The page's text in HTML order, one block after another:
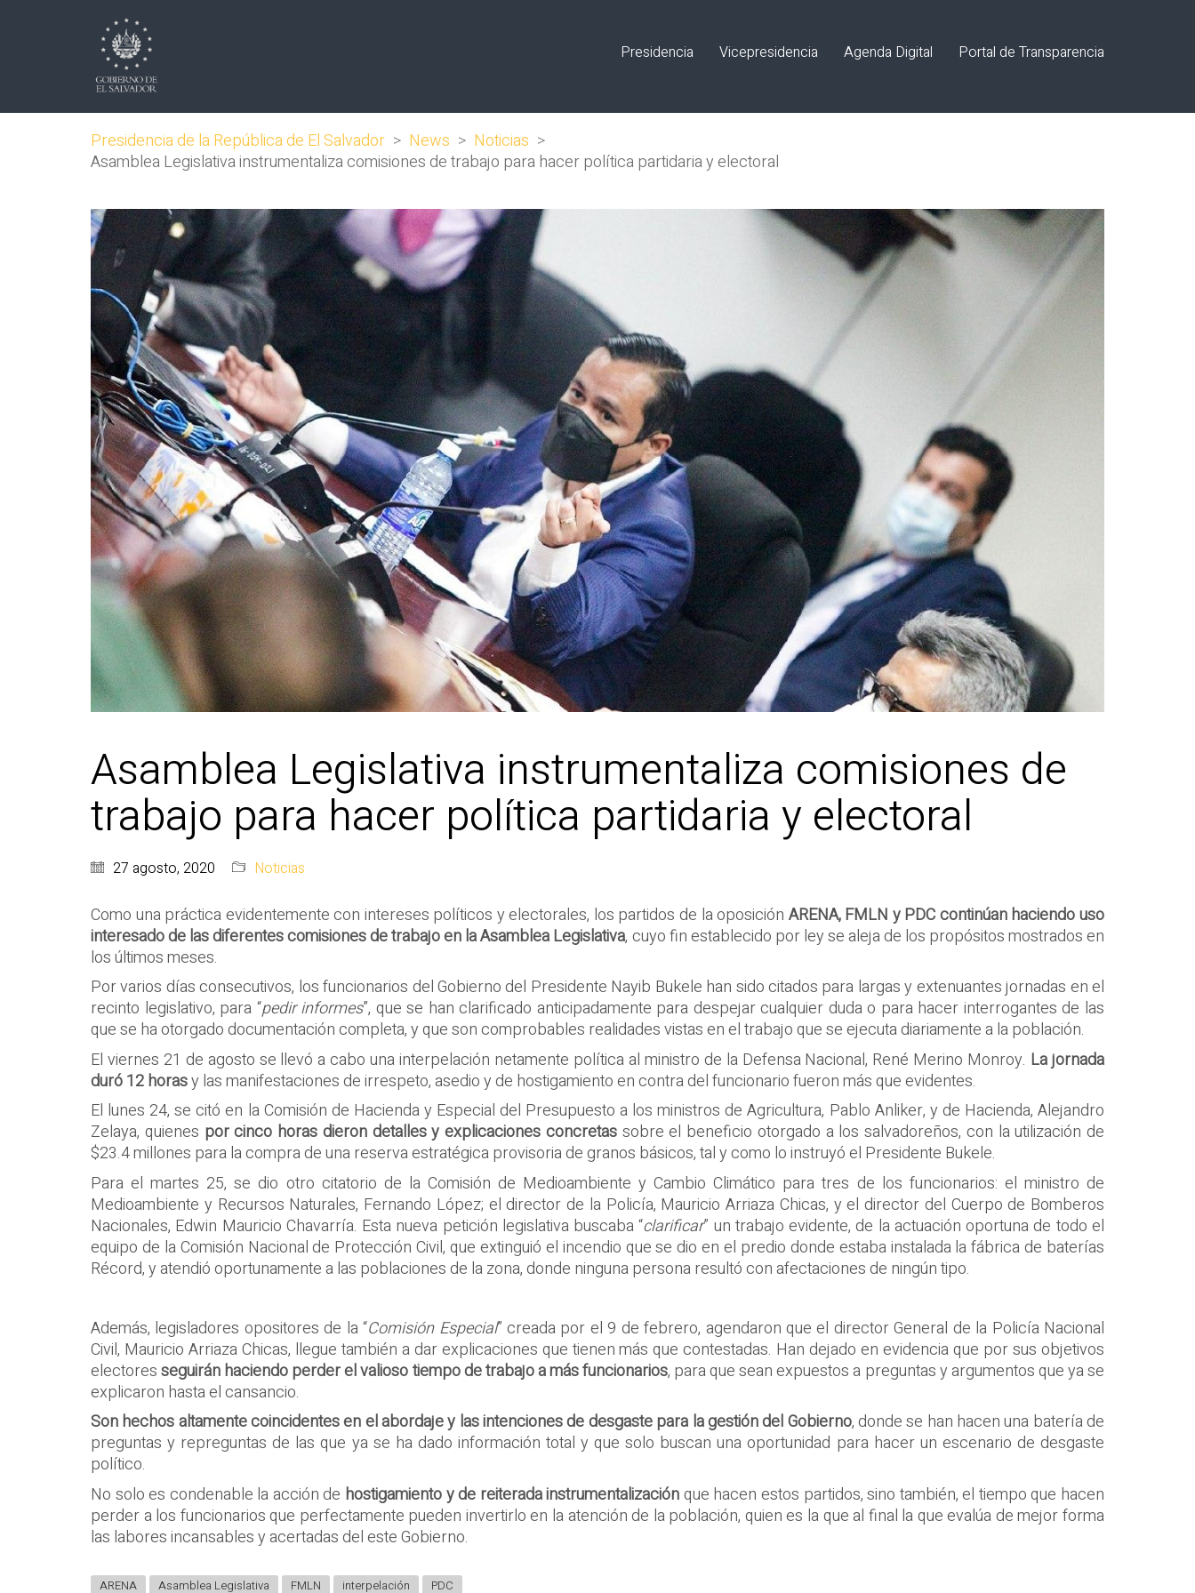
Presidencia Vicepresidencia Agenda Digital Portal de Transparencia
Presidencia de la República de El Salvador > News > Noticias >
Asamblea Legislativa instrumentaliza comisiones de trabajo para hacer política partidaria y electoral
Asamblea Legislativa instrumentaliza comisiones de
trabajo para hacer política partidaria y electoral
27 agosto, 2020 Noticias
Como una práctica evidentemente con intereses políticos y electorales, los partidos de la oposición ARENA, FMLN y PDC continúan haciendo uso
interesado de las diferentes comisiones de trabajo en la Asamblea Legislativa, cuyo fin establecido por ley se aleja de los propósitos mostrados en
los últimos meses.
Por varios días consecutivos, los funcionarios del Gobierno del Presidente Nayib Bukele han sido citados para largas y extenuantes jornadas en el
recinto legislativo, para “pedir informes”, que se han clarificado anticipadamente para despejar cualquier duda o para hacer interrogantes de las
que se ha otorgado documentación completa, y que son comprobables realidades vistas en el trabajo que se ejecuta diariamente a la población.
El viernes 21 de agosto se llevó a cabo una interpelación netamente política al ministro de la Defensa Nacional, René Merino Monroy. La jornada
duró 12 horasy las manifestaciones de irrespeto, asedio y de hostigamiento en contra del funcionario fueron más que evidentes.
El lunes 24, se citó en la Comisión de Hacienda y Especial del Presupuesto a los ministros de Agricultura, Pablo Anliker, y de Hacienda, Alejandro
Zelaya, quienes por cinco horas dieron detalles y explicaciones concretassobre el beneficio otorgado a los salvadoreños, con la utilización de
$23.4 millones para la compra de una reserva estratégica provisoria de granos básicos, tal y como lo instruyó el Presidente Bukele.
Para el martes 25, se dio otro citatorio de la Comisión de Medioambiente y Cambio Climático para tres de los funcionarios: el ministro de
Medioambiente y Recursos Naturales, Fernando López; el director de la Policía, Mauricio Arriaza Chicas, y el director del Cuerpo de Bomberos
Nacionales, Edwin Mauricio Chavarría. Esta nueva petición legislativa buscaba “clarificar” un trabajo evidente, de la actuación oportuna de todo el
equipo de la Comisión Nacional de Protección Civil, que extinguió el incendio que se dio en el predio donde estaba instalada la fábrica de baterías
Récord, y atendió oportunamente a las poblaciones de la zona, donde ninguna persona resultó con afectaciones de ningún tipo.
Además, legisladores opositores de la “Comisión Especial” creada por el 9 de febrero, agendaron que el director General de la Policía Nacional
Civil, Mauricio Arriaza Chicas, llegue también a dar explicaciones que tienen más que contestadas. Han dejado en evidencia que por sus objetivos
electoresseguirán haciendo perder el valioso tiempo de trabajo a más funcionarios, para que sean expuestos a preguntas y argumentos que ya se
explicaron hasta el cansancio.
Son hechos altamente coincidentes en el abordaje y las intenciones de desgaste para la gestión del Gobierno, donde se han hacen una batería de
preguntas y repreguntas de las que ya se ha dado información total y que solo buscan una oportunidad para hacer un escenario de desgaste
político.
No solo es condenable la acción de hostigamiento y de reiterada instrumentalizaciónque hacen estos partidos, sino también, el tiempo que hacen
perder a los funcionarios que perfectamente pueden invertirlo en la atención de la población, quien es la que al final la que evalúa de mejor forma
las labores incansables y acertadas del este Gobierno.
ARENA Asamblea Legislativa FMLN interpelación PDC